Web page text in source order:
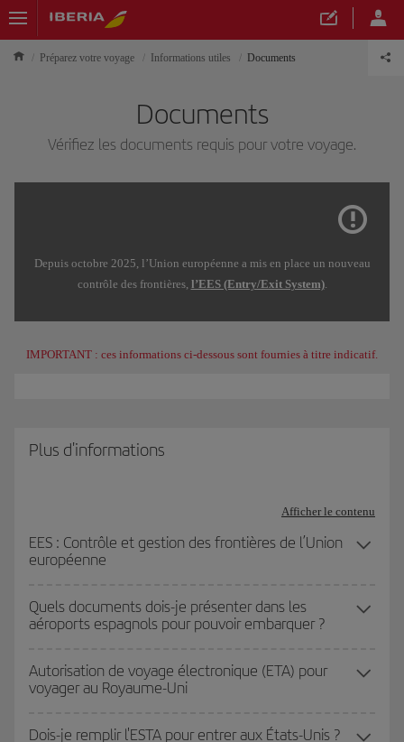
Préparez votre voyage Informations utiles Documents
Documents
Vérifiez les documents requis pour votre voyage.
Depuis octobre 2025, l’Union européenne a mis en place un nouveau
contrôle des frontières, l’EES (Entry/Exit System).
IMPORTANT : ces informations ci-dessous sont fournies à titre indicatif.
Plus d'informations
Afficher le contenu
EES : Contrôle et gestion des frontières de l’Union
européenne
Quels documents dois-je présenter dans les
aéroports espagnols pour pouvoir embarquer ?
Autorisation de voyage électronique (ETA) pour
voyager au Royaume-Uni
Dois-je remplir l'ESTA pour entrer aux États-Unis ?